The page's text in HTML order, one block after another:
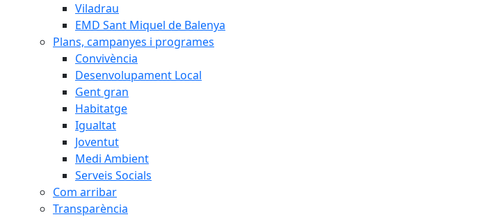
Viladrau
EMD Sant Miquel de Balenya
Plans, campanyes i programes
Convivència
Desenvolupament Local
Gent gran
Habitatge
Igualtat
Joventut
Medi Ambient
Serveis Socials
Com arribar
Transparència